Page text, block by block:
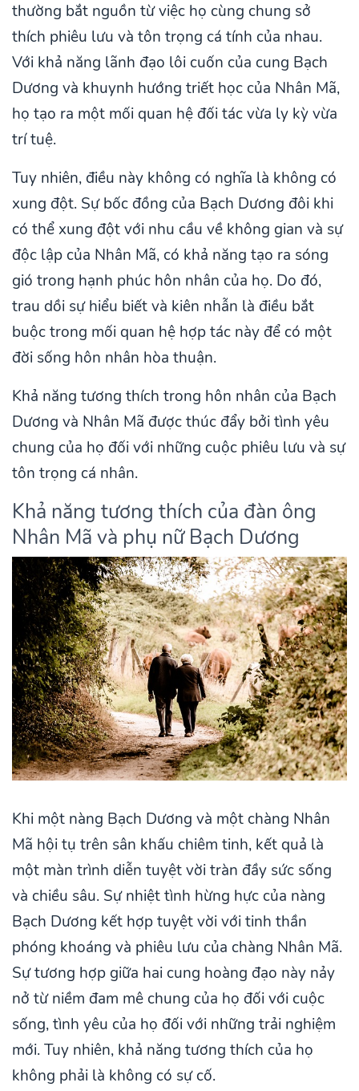
thường bắt nguồn từ việc họ cùng chung sở
thích phiêu lưu và tôn trọng cá tính của nhau.
Với khả năng lãnh đạo lôi cuốn của cung Bạch
Dương và khuynh hướng triết học của Nhân Mã,
họ tạo ra một mối quan hệ đối tác vừa ly kỳ vừa
trí tuệ.
Tuy nhiên, điều này không có nghĩa là không có
xung đột. Sự bốc đồng của Bạch Dương đôi khi
có thể xung đột với nhu cầu về không gian và sự
độc lập của Nhân Mã, có khả năng tạo ra sóng
gió trong hạnh phúc hôn nhân của họ. Do đó,
trau dồi sự hiểu biết và kiên nhẫn là điều bắt
buộc trong mối quan hệ hợp tác này để có một
đời sống hôn nhân hòa thuận.
Khả năng tương thích trong hôn nhân của Bạch
Dương và Nhân Mã được thúc đẩy bởi tình yêu
chung của họ đối với những cuộc phiêu lưu và sự
tôn trọng cá nhân.
Khả năng tương thích của đàn ông
Nhân Mã và phụ nữ Bạch Dương
Khi một nàng Bạch Dương và một chàng Nhân
Mã hội tụ trên sân khấu chiêm tinh, kết quả là
một màn trình diễn tuyệt vời tràn đầy sức sống
và chiều sâu. Sự nhiệt tình hừng hực của nàng
Bạch Dương kết hợp tuyệt vời với tinh thần
phóng khoáng và phiêu lưu của chàng Nhân Mã.
Sự tương hợp giữa hai cung hoàng đạo này nảy
nở từ niềm đam mê chung của họ đối với cuộc
sống, tình yêu của họ đối với những trải nghiệm
mới. Tuy nhiên, khả năng tương thích của họ
không phải là không có sự cố.